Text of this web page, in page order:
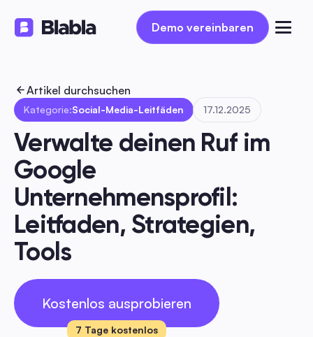
Demo vereinbaren
Demo vereinbaren
Artikel durchsuchen
Kategorie:Social-Media-Leitfäden 17.12.2025
Verwalte deinen Ruf im
Google
Unternehmensprofil:
Leitfaden, Strategien,
Tools
Kostenlos ausprobieren
7 Tage kostenlos